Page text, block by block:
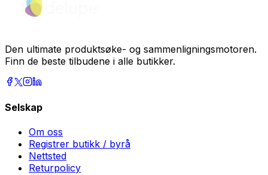
Den ultimate produktsøke- og sammenligningsmotoren.
Finn de beste tilbudene i alle butikker.
Selskap
Om oss
Registrer butikk / byrå
Nettsted
Returpolicy